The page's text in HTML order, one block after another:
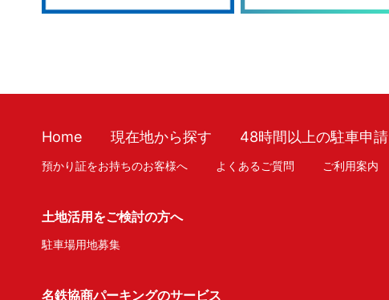
Home 現在地から探す 48時間以上の駐車申請
預かり証をお持ちのお客様へ よくあるご質問 ご利用案内
土地活用をご検討の方へ
駐車場用地募集
名鉄協商パーキングのサービス